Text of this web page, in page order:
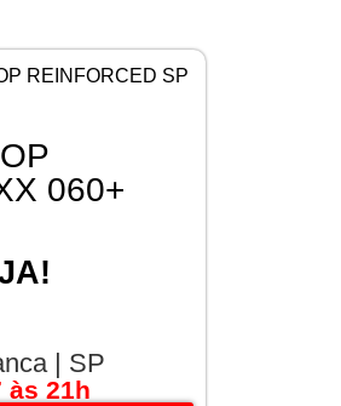
REINFORCED SP
060+
| SP
às 21h